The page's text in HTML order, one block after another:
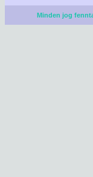
Minden jog